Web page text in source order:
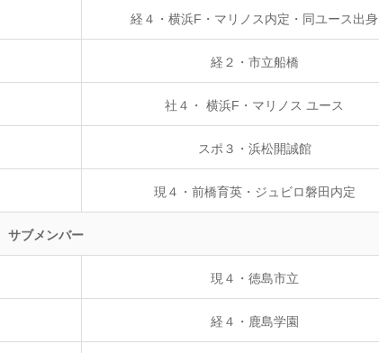
経４・横浜F・マリノス内定・同ユース出身
経２・市立船橋
社４・ 横浜F・マリノス ユース
スポ３・浜松開誠館
現４・前橋育英・ジュビロ磐田内定
サブメンバー
現４・徳島市立
経４・鹿島学園